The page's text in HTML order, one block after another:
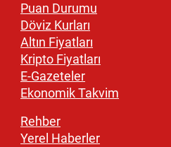
Puan Durumu
Döviz Kurları
Altın Fiyatları
Kripto Fiyatları
E-Gazeteler
Ekonomik Takvim
Rehber
Yerel Haberler